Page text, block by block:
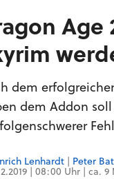
dem
dem Addon
Lenhardt | Peter
| 08:00 Uhr | ca.